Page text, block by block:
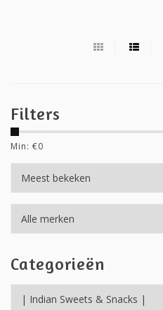
Filters
Min: €0
Categorieën